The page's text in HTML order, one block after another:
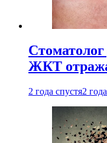
Стоматолог
ЖКТ
2 года спустя2